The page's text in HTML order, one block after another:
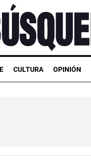
CULTURA OPINIÓN